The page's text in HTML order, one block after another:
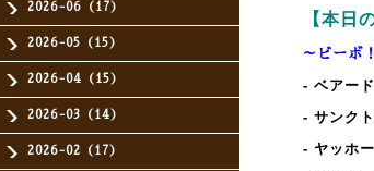
2026-06（17）
2026-05（15）
2026-04（15）
2026-03（14）
2026-02（17）
【本日
～ビーボ
- ベアー
- サンク
- ヤッホ